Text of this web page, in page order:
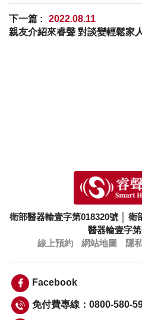
下一篇 :
2022.08.11
親友介紹來睿聲 對談變輕鬆家
衛部醫器輸壹字第018320號 衛
醫器輸壹字
線上預約
網站地圖 隱
Facebook
免付費專線：0800-580-